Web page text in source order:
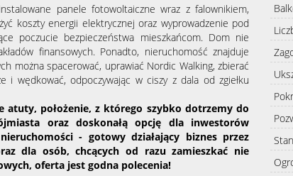
panele fotowoltaiczne wraz z falownikiem,
koszty energii elektrycznej oraz wyprowadzenie pod
poczucie bezpieczeństwa mieszkańcom. Dom nie
finansowych. Ponadto, nieruchomość znajduje
można spacerować, uprawiać Nordic Walking, zbierać
i wędkować, odpoczywając w ciszy z dala od zgiełku
atuty, położenie, z którego szybko dotrzemy do
oraz doskonałą opcję dla inwestorów
- gotowy działający biznes przez
dla osób, chcących od razu zamieszkać nie
oferta jest godna polecenia!